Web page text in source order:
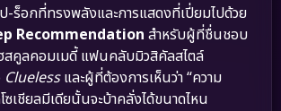
ร็อกที่ทรงพลังและการแสดงที่เปี่ยมไปด้วย
Recommendation สำหรับผู้ที่ชื่นชอบ
สคูลคอมเมดี้ แฟนคลับมิวสิคัลสไตล์
Cluelessและผู้ที่ต้องการเห็นว่า “ความ
เชียลมีเดียนั้นจะบ้าคลั่งได้ขนาดไหน